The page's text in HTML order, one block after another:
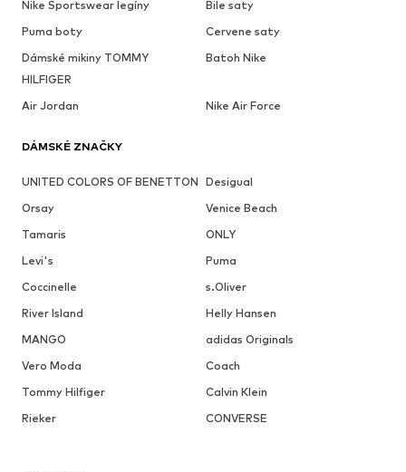
Nike Sportswear legíny
Bile saty
Puma boty
Cervene saty
Dámské mikiny TOMMY
HILFIGER
Batoh Nike
Air Jordan Nike Air Force
DÁMSKÉ ZNAČKY
UNITED COLORS OF BENETTON Desigual
Orsay
Venice Beach
Tamaris
ONLY
Levi's
Puma
Coccinelle
s.Oliver
River Island
Helly Hansen
MANGO
adidas Originals
Vero Moda
Coach
Tommy Hilfiger
Calvin Klein
Rieker
CONVERSE